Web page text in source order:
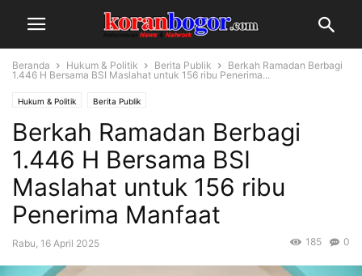
Beranda Hukum & Politik Berita Publik
Berkah Ramadan Berbagi
1.446 H Bersama BSI Maslahat untuk 156 ribu Penerima...
Hukum & Politik Berita Publik
Berkah Ramadan Berbagi
1.446 H Bersama BSI
Maslahat untuk 156 ribu
Penerima Manfaat
Rabu, 16 April 2025 0
185